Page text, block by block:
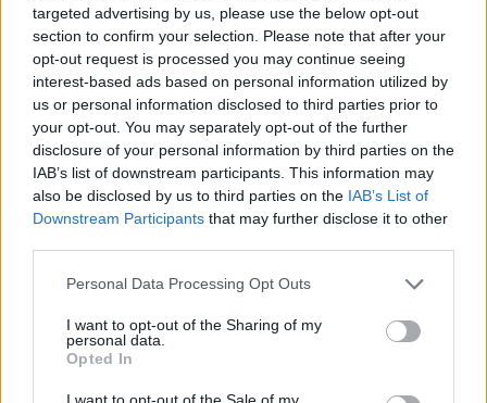
targeted advertising by us, please use the below opt-out
section to confirm your selection. Please note that after your
opt-out request is processed you may continue seeing
interest-based ads based on personal information utilized by
us or personal information disclosed to third parties prior to
your opt-out. You may separately opt-out of the further
disclosure of your personal information by third parties on the
IAB’s list of downstream participants. This information may
also be disclosed by us to third parties on the IAB’s List of
Downstream Participants that may further disclose it to other
Personal Data Processing Opt Outs
I want to opt-out of the Sharing of my
personal data.
Opted In
I want to opt-out of the Sale of my